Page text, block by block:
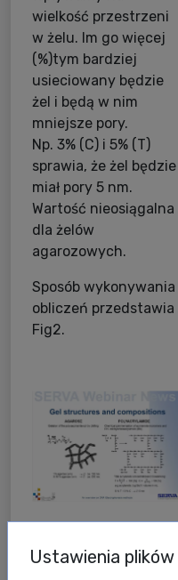
wielkość przestrzeni
w żelu. Im go więcej
(%)tym bardziej
usieciowany będzie
żel i będą w nim
mniejsze pory.
Np. 3% (C) i 5% (T)
sprawia, że żel będzie
miał pory 5 nm.
Wartość nieosiągalna
dla żelów
agarozowych.
Sposób wykonywania
obliczeń przedstawia
Fig2.
Ustawienia